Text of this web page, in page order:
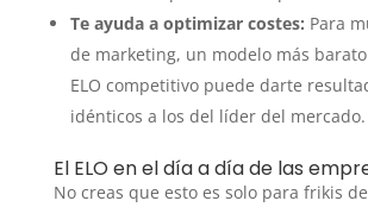
Te ayuda a optimizar costes: Para
de marketing, un modelo más
ELO competitivo puede darte
idénticos a los del líder del mercado.
El ELO en el día a día de las
No creas que esto es solo para frikis